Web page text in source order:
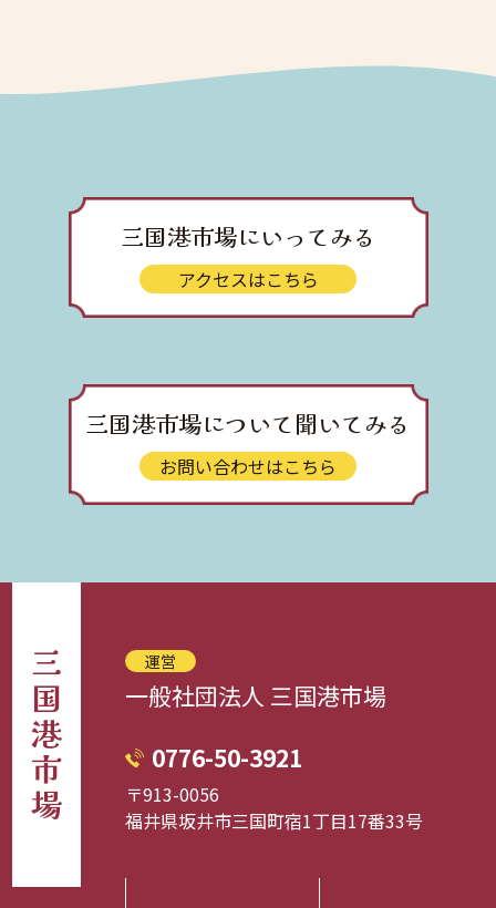
三国港市場にいってみる
アクセスはこちら
三国港市場について聞いてみる
お問い合わせはこちら
三国港市場 運営
一般社団法人 三国港市場
0776-50-3921
〒913-0056
福井県坂井市三国町宿1丁目17番33号